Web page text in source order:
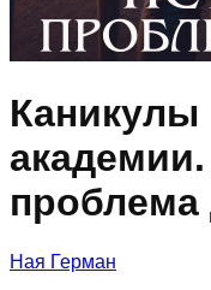
Каникулы
проблема
Ная Герман